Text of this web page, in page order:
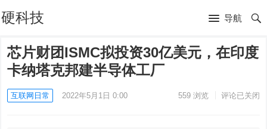
硬科技 导航
芯片财团ISMC拟投资30亿美元，在印度
卡纳塔克邦建半导体工厂
互联网日常 2022年5月1日 0:00 559浏览 评论已关闭